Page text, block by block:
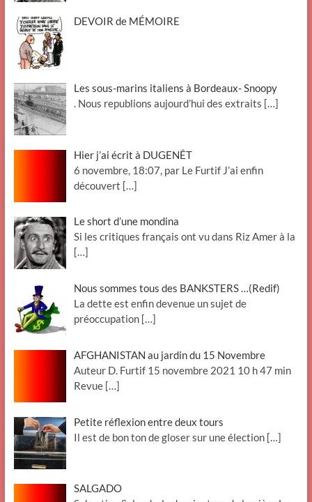
DEVOIR de MÉMOIRE
Les sous-marins italiens à Bordeaux- Snoopy
. Nous republions aujourd’hui des extraits […]
Hier j’ai écrit à DUGENÊT
6 novembre, 18:07, par Le Furtif J’ai enfin
découvert […]
Le short d’une mondina
Si les critiques français ont vu dans Riz Amer à la
[…]
Nous sommes tous des BANKSTERS …(Redif)
La dette est enfin devenue un sujet de
préoccupation […]
AFGHANISTAN au jardin du 15 Novembre
Auteur D. Furtif 15 novembre 2021 10 h 47 min
Revue […]
Petite réflexion entre deux tours
Il est de bon ton de gloser sur une élection […]
SALGADO